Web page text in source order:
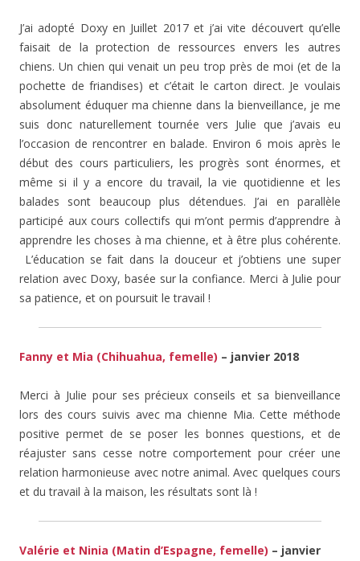
J’ai adopté Doxy en Juillet 2017 et j’ai vite découvert qu’elle
faisait de la protection de ressources envers les autres
chiens. Un chien qui venait un peu trop près de moi (et de la
pochette de friandises) et c’était le carton direct. Je voulais
absolument éduquer ma chienne dans la bienveillance, je me
suis donc naturellement tournée vers Julie que j’avais eu
l’occasion de rencontrer en balade. Environ 6 mois après le
début des cours particuliers, les progrès sont énormes, et
même si il y a encore du travail, la vie quotidienne et les
balades sont beaucoup plus détendues. J’ai en parallèle
participé aux cours collectifs qui m’ont permis d’apprendre à
apprendre les choses à ma chienne, et à être plus cohérente.
L’éducation se fait dans la douceur et j’obtiens une super
relation avec Doxy, basée sur la confiance. Merci à Julie pour
sa patience, et on poursuit le travail !
Fanny et Mia (Chihuahua, femelle) – janvier 2018
Merci à Julie pour ses précieux conseils et sa bienveillance
lors des cours suivis avec ma chienne Mia. Cette méthode
positive permet de se poser les bonnes questions, et de
réajuster sans cesse notre comportement pour créer une
relation harmonieuse avec notre animal. Avec quelques cours
et du travail à la maison, les résultats sont là !
Valérie et Ninia (Matin d’Espagne, femelle) – janvier